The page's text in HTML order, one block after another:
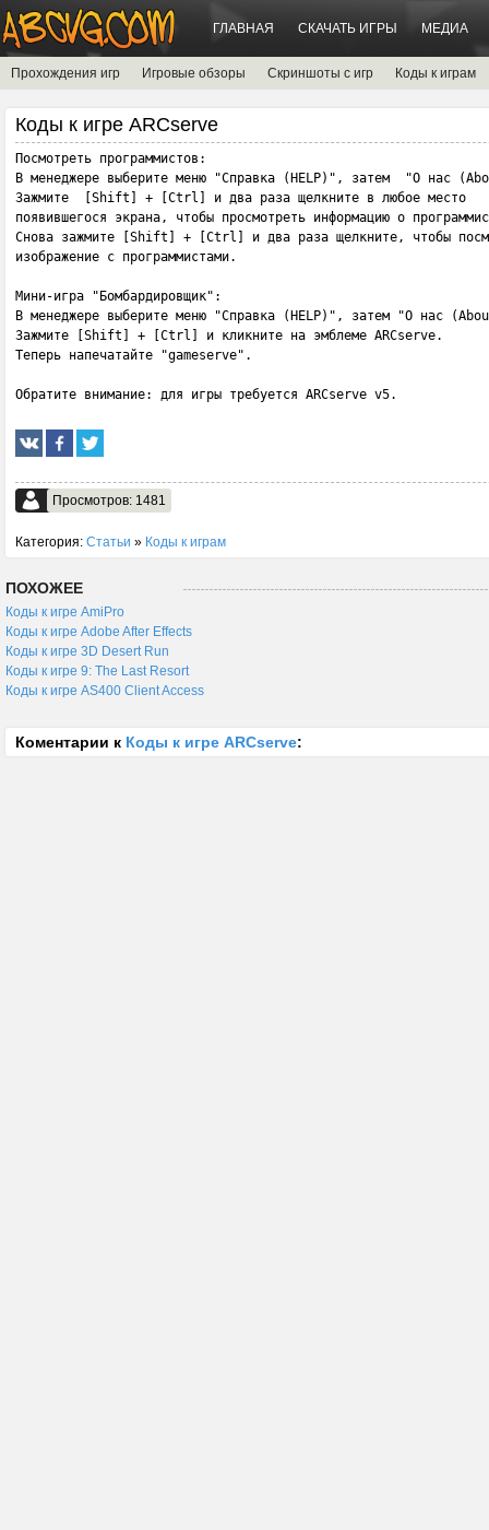
ГЛАВНАЯ СКАЧАТЬ ИГРЫ МЕДИА
Прохождения игр Игровые обзоры Скриншоты с игр Коды к играм
Коды к игре ARCserve
Посмотреть программистов:
В менеджере выберите меню "Справка (HELP)", затем  "О нас
Зажмите  [Shift] + [Ctrl] и два раза щелкните в любое место
появившегося экрана, чтобы просмотреть информацию о
Снова зажмите [Shift] + [Ctrl] и два раза щелкните, чтобы
изображение с программистами.
Мини-игра "Бомбардировщик":
В менеджере выберите меню "Справка (HELP)", затем "О нас
Зажмите [Shift] + [Ctrl] и кликните на эмблеме ARCserve.
Теперь напечатайте "gameserve".
Обратите внимание: для игры требуется ARCserve v5.
Просмотров: 1481
Категория: Статьи » Коды к играм
ПОХОЖЕЕ
Коды к игре AmiPro
Коды к игре Adobe After Effects
Коды к игре 3D Desert Run
Коды к игре 9: The Last Resort
Коды к игре AS400 Client Access
Коментарии к Коды к игре ARCserve: